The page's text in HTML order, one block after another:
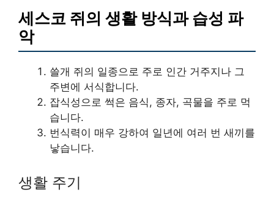
세스코 쥐의 생활 방식과 습성 파
악
쓸개 쥐의 일종으로 주로 인간 거주지나 그
주변에 서식합니다.
잡식성으로 썩은 음식, 종자, 곡물을 주로 먹
습니다.
번식력이 매우 강하여 일년에 여러 번 새끼를
낳습니다.
생활 주기